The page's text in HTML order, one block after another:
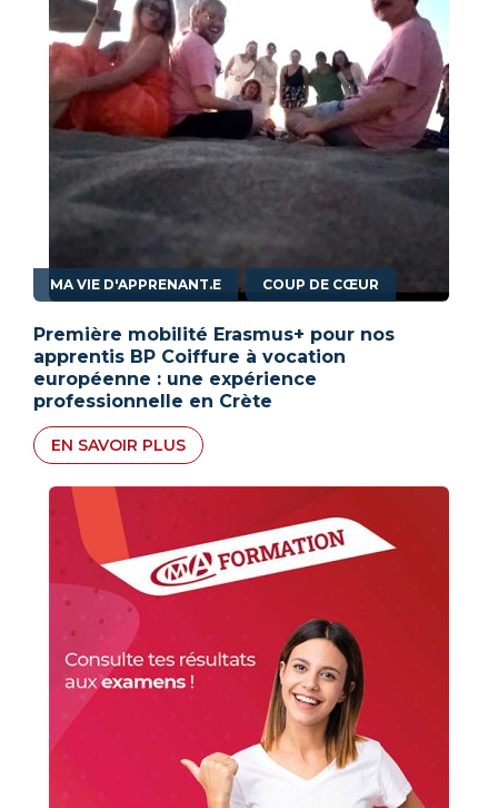
MA VIE D'APPRENANT.E , COUP DE CŒUR
Première mobilité Erasmus+ pour nos
apprentis BP Coiffure à vocation
européenne : une expérience
professionnelle en Crète
EN SAVOIR PLUS